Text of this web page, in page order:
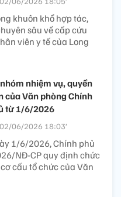
khuôn khổ hợp tác,
sâu về cấp cứu
viên y tế của Long
nhiệm vụ, quyền
của Văn phòng Chính
từ 1/6/2026
02/06/2026 18:03’
1/6/2026, Chính phủ
NĐ-CP quy định chức
cấu tổ chức của Văn